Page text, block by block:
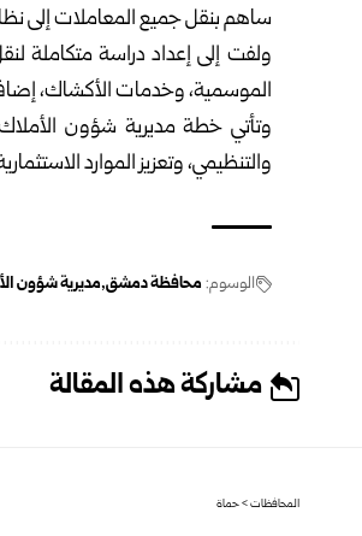
ساهم بنقل جميع المعاملات إلى
ولفت إلى إعداد دراسة متكاملة
الموسمية، وخدمات الأكشاك،
وتأتي خطة مديرية شؤون
والتنظيمي، وتعزيز الموارد
الوسوم: محافظة دمشق مديرية شؤون
مشاركة هذه المقالة
المحافظات>حماة